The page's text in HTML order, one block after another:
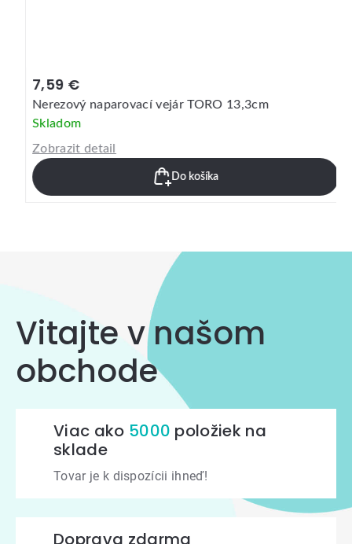
7,59 €
Nerezový naparovací vejár TORO 13,3cm
Skladom
Zobrazit detail
Do košíka
Vitajte v našom
obchode
Viac ako 5000 položiek na
sklade
Tovar je k dispozícii ihneď!
Doprava zdarma